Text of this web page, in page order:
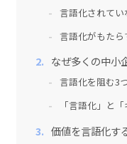
言語化されて
言語化がもた
なぜ多くの中小
言語化を阻む3
「言語化」と
価値を言語化す